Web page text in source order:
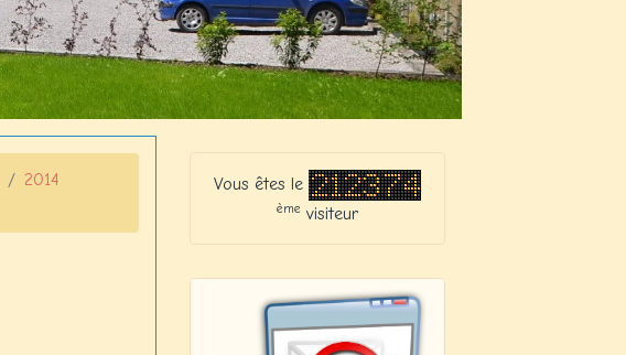
2014
Vous êtes le
ème visiteur